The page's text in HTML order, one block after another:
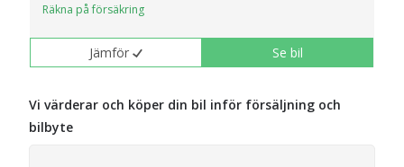
Räkna på försäkring
Jämför Se bil
Vi värderar och köper din bil inför försäljning och
bilbyte